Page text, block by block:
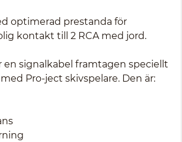
optimerad prestanda för
kontakt till 2 RCA med jord.
en signalkabel framtagen speciellt
Pro-ject skivspelare. Den är: